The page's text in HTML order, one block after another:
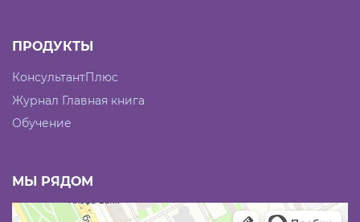
ПРОДУКТЫ
КонсультантПлюс
Журнал Главная книга
Обучение
МЫ РЯДОМ